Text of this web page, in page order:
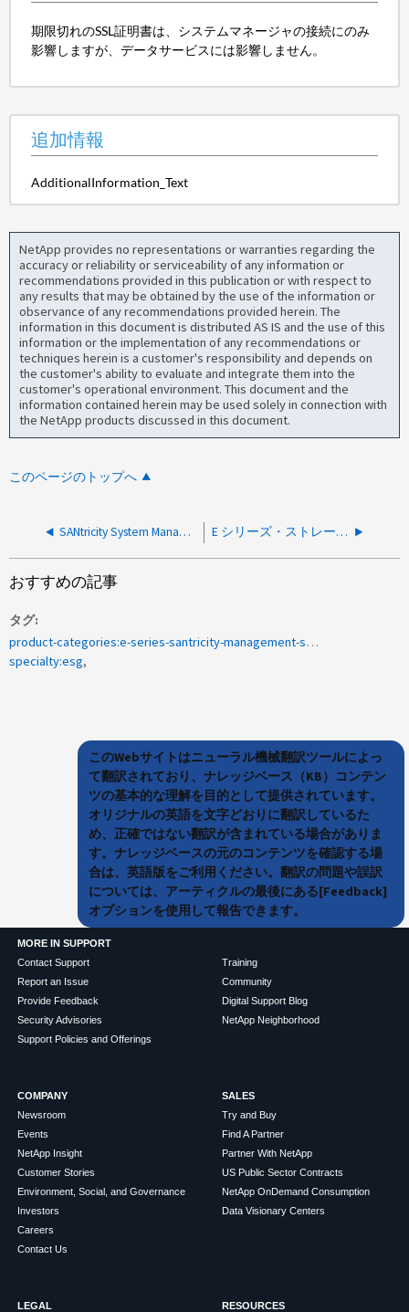
期限切れのSSL証明書は、システムマネージャの接続にのみ
影響しますが、データサービスには影響しません。
追加情報
AdditionalInformation_Text
NetApp provides no representations or warranties regarding the
accuracy or reliability or serviceability of any information or
recommendations provided in this publication or with respect to
any results that may be obtained by the use of the information or
observance of any recommendations provided herein. The
information in this document is distributed AS IS and the use of this
information or the implementation of any recommendations or
techniques herein is a customer's responsibility and depends on
the customer's ability to evaluate and integrate them into the
customer's operational environment. This document and the
information contained herein may be used solely in connection with
the NetApp products discussed in this document.
このページのトップへ
SANtricity System Manager と CLI のパフォーマンス情報の違いは何ですか? E シリーズ・ストレージ・システムのドライブの有効容量を教えてください。
おすすめの記事
タグ
product-categories:e-series-santricity-management-software
specialty:esg
このWebサイトはニューラル機械翻訳ツールによっ
て翻訳されており、ナレッジベース（KB）コンテン
ツの基本的な理解を目的として提供されています。
オリジナルの英語を文字どおりに翻訳しているた
め、正確ではない翻訳が含まれている場合がありま
す。ナレッジベースの元のコンテンツを確認する場
合は、英語版をご利用ください。翻訳の問題や誤訳
については、アーティクルの最後にある[Feedback]
オプションを使用して報告できます。
MORE IN SUPPORT
Contact Support
Report an Issue
Provide Feedback
Security Advisories
Support Policies and Offerings
Training
Community
Digital Support Blog
NetApp Neighborhood
COMPANY
Newsroom
Events
NetApp Insight
Customer Stories
Environment, Social, and Governance
Investors
Careers
Contact Us
SALES
Try and Buy
Find A Partner
Partner With NetApp
US Public Sector Contracts
NetApp OnDemand Consumption
Data Visionary Centers
LEGAL RESOURCES